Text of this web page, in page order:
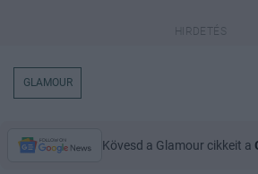
GLAMOUR
Kövesd a Glamour cikkeit a